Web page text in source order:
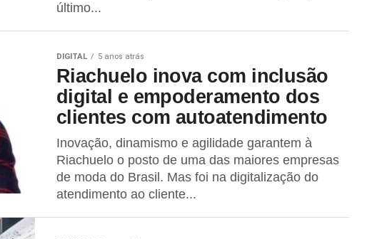
último...
DIGITAL 5 anos atrás
Riachuelo inova com inclusão
digital e empoderamento dos
clientes com autoatendimento
Inovação, dinamismo e agilidade garantem à
Riachuelo o posto de uma das maiores empresas
de moda do Brasil. Mas foi na digitalização do
atendimento ao cliente...